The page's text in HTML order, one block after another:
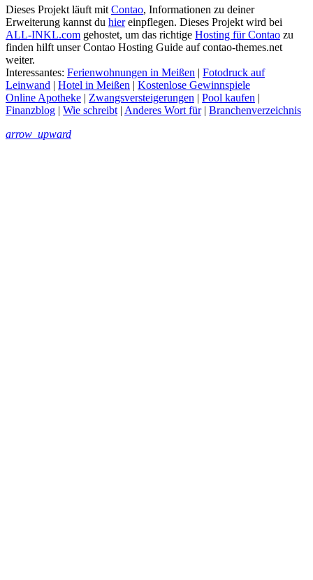
Dieses Projekt läuft mit Contao, Informationen zu deiner
Erweiterung kannst du hiereinpflegen. Dieses Projekt wird bei
ALL-INKL.com gehostet, um das richtige Hosting für Contao zu
finden hilft unser Contao Hosting Guide auf contao-themes.net
weiter.
Interessantes: Ferienwohnungen in Meißen | Fotodruck auf
Leinwand | Hotel in Meißen | Kostenlose Gewinnspiele
Online Apotheke | Zwangsversteigerungen | Pool kaufen |
Finanzblog | Wie schreibt | Anderes Wort für| Branchenverzeichnis
arrow_upward